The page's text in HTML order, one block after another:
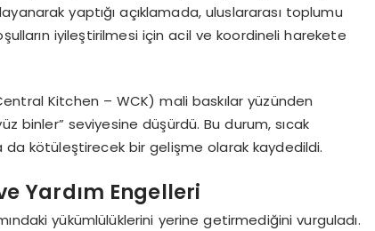
yaptığı açıklamada, uluslararası toplumu
iyileştirilmesi için acil ve koordineli harekete
Kitchen – WCK) mali baskılar yüzünden
binler” seviyesine düşürdü. Bu durum, sıcak
da kötüleştirecek bir gelişme olarak kaydedildi.
Yardım Engelleri
yükümlülüklerini yerine getirmediğini vurguladı.